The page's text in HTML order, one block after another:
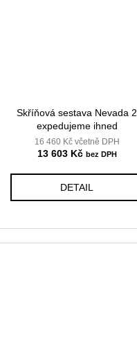
Skříňová sestava Nevada 2
expedujeme ihned
16 460 Kč včetně DPH
13 603 Kč
DETAIL